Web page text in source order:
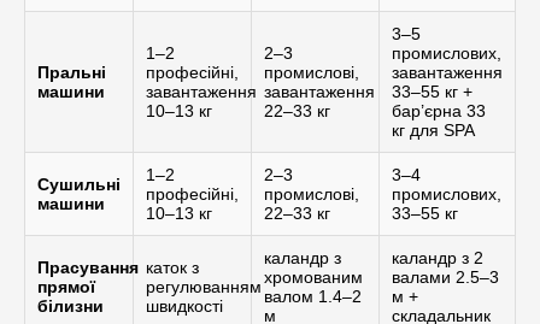
Пральні
машини
1–2
професійні,
завантаження
10–13 кг
2–3
промислові,
завантаження
22–33 кг
3–5
промислових,
завантаження
33–55 кг +
бар’єрна 33
кг для SPA
Сушильні
машини
1–2
професійні,
10–13 кг
2–3
промислові,
22–33 кг
3–4
промислових,
33–55 кг
Прасування
прямої
білизни
каток з
регулюванням
швидкості
каландр з
хромованим
валом 1.4–2
м
каландр з 2
валами 2.5–3
м +
складальник